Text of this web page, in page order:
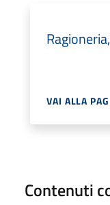
VAI ALLA
Contenuti